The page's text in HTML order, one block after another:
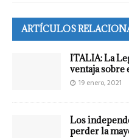
ARTÍCULOS
ITALIA: La
ventaja sobre
19 enero, 2021
Los
perder la